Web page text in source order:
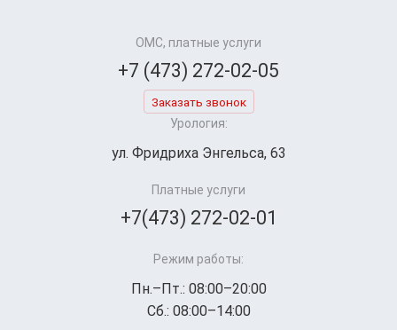
ОМС, платные услуги
+7 (473) 272-02-05
Заказать звонок
Урология:
ул. Фридриха Энгельса, 63
Платные услуги
+7(473) 272-02-01
Режим работы:
Пн.–Пт.: 08:00–20:00
Сб.: 08:00–14:00